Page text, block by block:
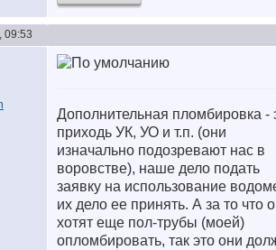
09:53
Дополнительная пломбировка -
приходь УК, УО и т.п. (они
изначально подозревают нас в
воровстве), наше дело подать
заявку на использование
их дело ее принять. А за то что
хотят еще пол-трубы (моей)
опломбировать, так это они